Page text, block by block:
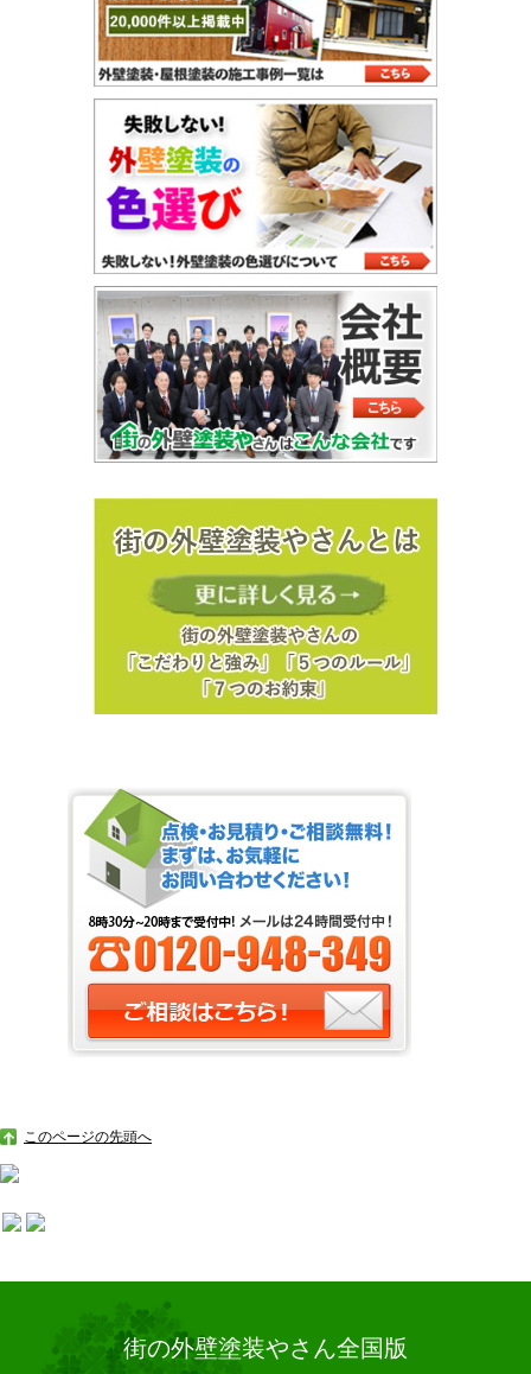
このページの先頭へ
街の外壁塗装やさん全国版